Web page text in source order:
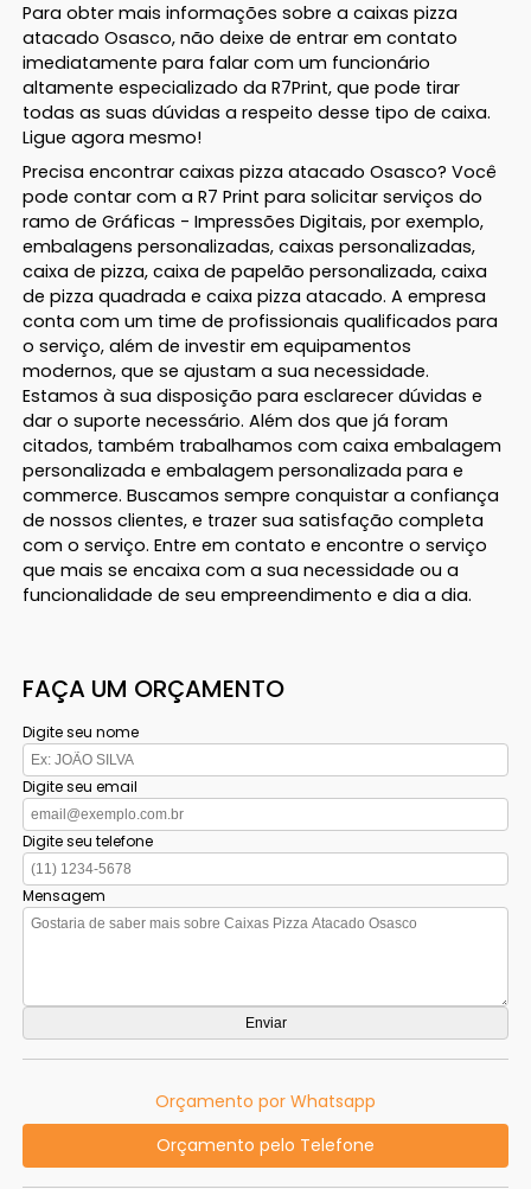
Para obter mais informações sobre a caixas pizza
atacado Osasco, não deixe de entrar em contato
imediatamente para falar com um funcionário
altamente especializado da R7Print, que pode tirar
todas as suas dúvidas a respeito desse tipo de caixa.
Ligue agora mesmo!
Precisa encontrar caixas pizza atacado Osasco? Você
pode contar com a R7 Print para solicitar serviços do
ramo de Gráficas - Impressões Digitais, por exemplo,
embalagens personalizadas, caixas personalizadas,
caixa de pizza, caixa de papelão personalizada, caixa
de pizza quadrada e caixa pizza atacado. A empresa
conta com um time de profissionais qualificados para
o serviço, além de investir em equipamentos
modernos, que se ajustam a sua necessidade.
Estamos à sua disposição para esclarecer dúvidas e
dar o suporte necessário. Além dos que já foram
citados, também trabalhamos com caixa embalagem
personalizada e embalagem personalizada para e
commerce. Buscamos sempre conquistar a confiança
de nossos clientes, e trazer sua satisfação completa
com o serviço. Entre em contato e encontre o serviço
que mais se encaixa com a sua necessidade ou a
funcionalidade de seu empreendimento e dia a dia.
FAÇA UM ORÇAMENTO
Digite seu nome
Digite seu email
Digite seu telefone
Mensagem
Orçamento por Whatsapp
Orçamento pelo Telefone